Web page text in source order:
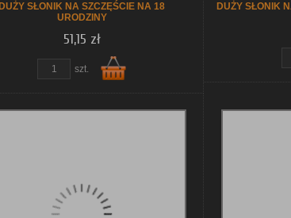
DUŻY SŁONIK NA SZCZĘŚCIE NA 18
URODZINY
51,15 zł
szt.
DUŻY SŁONIK
zobacz szczegóły